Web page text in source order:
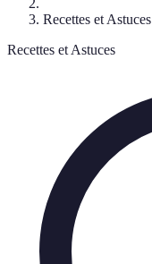
Recettes et Astuces
Recettes et Astuces